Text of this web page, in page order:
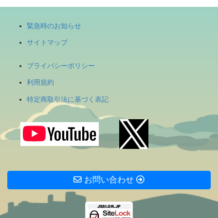
緊急時のお知らせ
サイトマップ
プライバシーポリシー
利用規約
特定商取引法に基づく表記
お問い合わせ